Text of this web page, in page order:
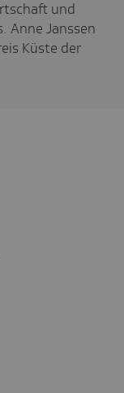
und
Anne Janssen
Küste der